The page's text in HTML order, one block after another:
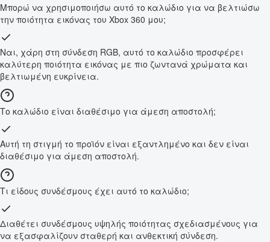
Μπορώ να χρησιμοποιήσω αυτό το καλώδιο για να βελτιώσω
την ποιότητα εικόνας του Xbox 360 μου;
Ναι, χάρη στη σύνδεση RGB, αυτό το καλώδιο προσφέρει
καλύτερη ποιότητα εικόνας με πιο ζωντανά χρώματα και
βελτιωμένη ευκρίνεια.
Το καλώδιο είναι διαθέσιμο για άμεση αποστολή;
Αυτή τη στιγμή το προϊόν είναι εξαντλημένο και δεν είναι
διαθέσιμο για άμεση αποστολή.
Τι είδους συνδέσμους έχει αυτό το καλώδιο;
Διαθέτει συνδέσμους υψηλής ποιότητας σχεδιασμένους για
να εξασφαλίζουν σταθερή και ανθεκτική σύνδεση.